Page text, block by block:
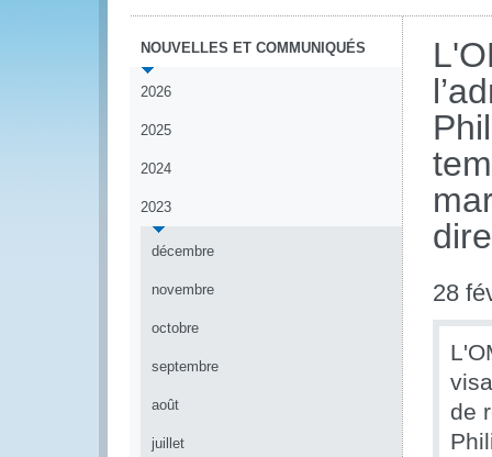
NOUVELLES ET COMMUNIQUÉS
2026
2025
2024
2023
décembre
novembre
octobre
septembre
août
juillet
28
de